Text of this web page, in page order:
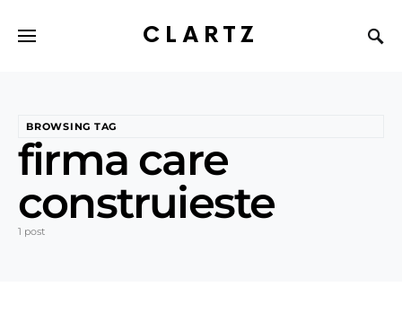
CLARTZ
BROWSING TAG
firma care
construieste
1 post